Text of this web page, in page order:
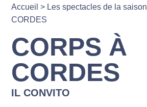
Accueil > Les spectacles de la saison
CORDES
CORPS À
CORDES
IL CONVITO